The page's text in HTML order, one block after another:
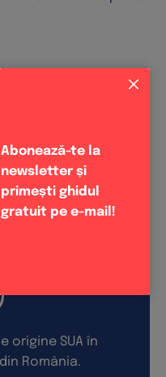
groase, le poți prăji
de capră și
de merișoare.
origine SUA în
România.
Abonează-te la
newsletter și
primești ghidul
gratuit pe e-mail!